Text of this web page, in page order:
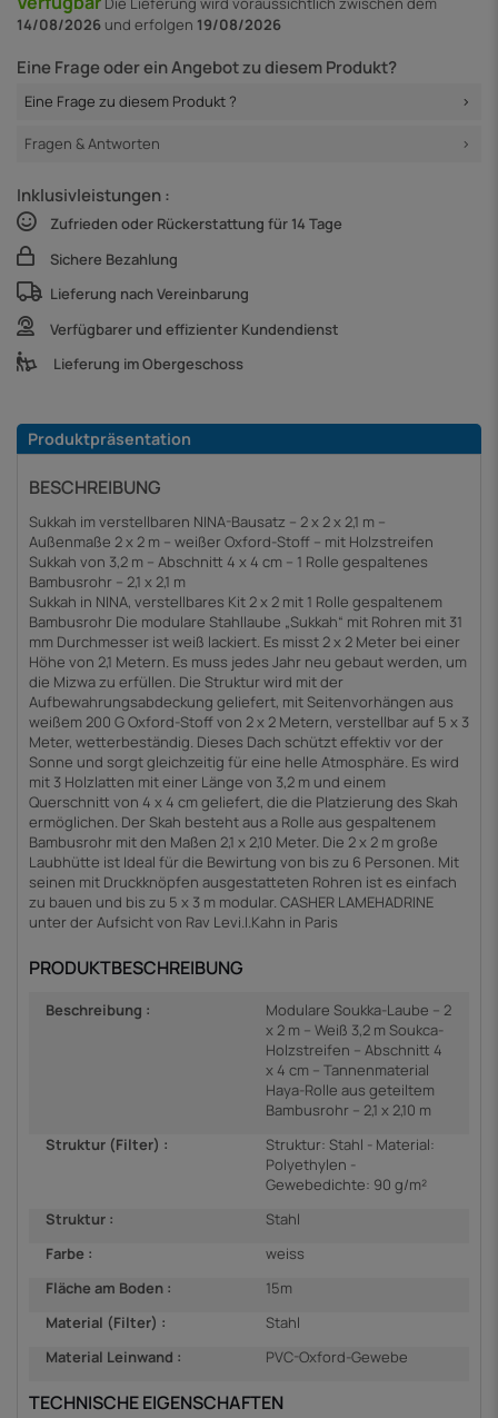
14/08/2026 und erfolgen 19/08/2026
Eine Frage oder ein Angebot zu diesem Produkt?
Eine Frage zu diesem Produkt ?
Fragen & Antworten
Inklusivleistungen :
Zufrieden oder Rückerstattung für 14 Tage
Sichere Bezahlung
Lieferung nach Vereinbarung
Verfügbarer und effizienter Kundendienst
Lieferung im Obergeschoss
Produktpräsentation
BESCHREIBUNG
Sukkah im verstellbaren NINA-Bausatz – 2 x 2 x 2,1 m –
Außenmaße 2 x 2 m – weißer Oxford-Stoff – mit Holzstreifen
Sukkah von 3,2 m – Abschnitt 4 x 4 cm – 1 Rolle gespaltenes
Bambusrohr – 2,1 x 2,1 m
Sukkah in NINA, verstellbares Kit 2 x 2 mit 1 Rolle gespaltenem
Bambusrohr Die modulare Stahllaube „Sukkah“ mit Rohren mit 31
mm Durchmesser ist weiß lackiert. Es misst 2 x 2 Meter bei einer
Höhe von 2,1 Metern. Es muss jedes Jahr neu gebaut werden, um
die Mizwa zu erfüllen. Die Struktur wird mit der
Aufbewahrungsabdeckung geliefert, mit Seitenvorhängen aus
weißem 200 G Oxford-Stoff von 2 x 2 Metern, verstellbar auf 5 x 3
Meter, wetterbeständig. Dieses Dach schützt effektiv vor der
Sonne und sorgt gleichzeitig für eine helle Atmosphäre. Es wird
mit 3 Holzlatten mit einer Länge von 3,2 m und einem
Querschnitt von 4 x 4 cm geliefert, die die Platzierung des Skah
ermöglichen. Der Skah besteht aus a Rolle aus gespaltenem
Bambusrohr mit den Maßen 2,1 x 2,10 Meter. Die 2 x 2 m große
Laubhütte ist Ideal für die Bewirtung von bis zu 6 Personen. Mit
seinen mit Druckknöpfen ausgestatteten Rohren ist es einfach
zu bauen und bis zu 5 x 3 m modular. CASHER LAMEHADRINE
unter der Aufsicht von Rav Levi.I.Kahn in Paris
PRODUKTBESCHREIBUNG
Beschreibung :
Modulare Soukka-Laube – 2
x 2 m – Weiß 3,2 m Soukca-
Holzstreifen – Abschnitt 4
x 4 cm – Tannenmaterial
Haya-Rolle aus geteiltem
Bambusrohr – 2,1 x 2,10 m
Struktur (Filter) :
Struktur: Stahl - Material:
Polyethylen -
Gewebedichte: 90 g/m²
Struktur :
Stahl
Farbe :
weiss
Fläche am Boden :
15m
Material (Filter) :
Stahl
Material Leinwand :
PVC-Oxford-Gewebe
TECHNISCHE EIGENSCHAFTEN